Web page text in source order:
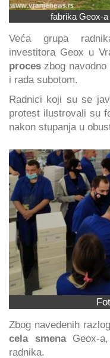
fabrika Geox-
Veća grupa
investitora Geox u
proces zbog navodno
i rada subotom.
Radnici koji su se
protest ilustrovali su
nakon stupanja u
Zbog navedenih
cela smenaGeox-a,
radnika.